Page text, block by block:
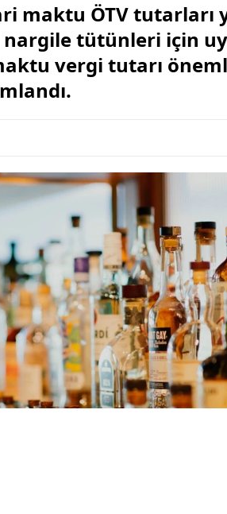
maktu ÖTV tutarları
nargile tütünleri için
vergi tutarı